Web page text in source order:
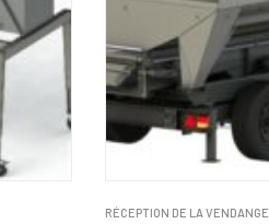
RÉCEPTION DE LA VENDANGE